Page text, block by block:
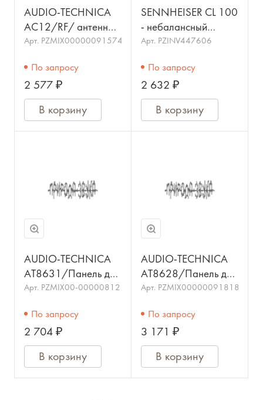
AUDIO-TECHNICA
AC12/RF/ антенный
кабель(3.7m)/AUDIO-
Арт. PZMIX00000091574
По запросу
2 577 ₽
В корзину
SENNHEISER CL 100
- небалансный
линейный кабель ,
EK100 G3
Арт. PZINV447606
По запросу
2 632 ₽
В корзину
AUDIO-TECHNICA
AT8631/Панель для
крепления 2-х
ATW3000,ATW2000,ATW-
DA49,ATDM-0604 в
рек
Арт. PZMIX00-00000812
По запросу
2 704 ₽
В корзину
AUDIO-TECHNICA
AT8628/Панель для
крепления 2-х
ATW1400 в одну
высоту/AUDIO-
TECHNICA
Арт. PZMIX00000091818
По запросу
3 171 ₽
В корзину